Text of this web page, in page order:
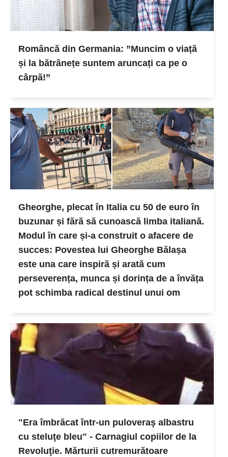
Româncă din Germania: ”Muncim o viață
și la bătrânețe suntem aruncați ca pe o
cârpă!”
Gheorghe, plecat în Italia cu 50 de euro în
buzunar și fără să cunoască limba italiană.
Modul în care și-a construit o afacere de
succes: Povestea lui Gheorghe Bălașa
este una care inspiră și arată cum
perseverența, munca și dorința de a învăța
pot schimba radical destinul unui om
"Era îmbrăcat într-un puloveraş albastru
cu steluţe bleu" - Carnagiul copiilor de la
Revoluţie. Mărturii cutremurătoare